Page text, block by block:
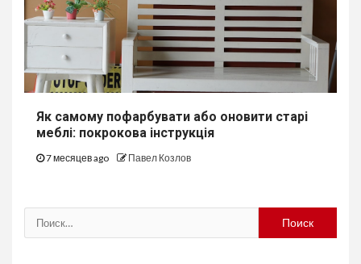
Як самому пофарбувати або оновити старі
меблі: покрокова інструкція
7 месяцев ago Павел Козлов
Найти: